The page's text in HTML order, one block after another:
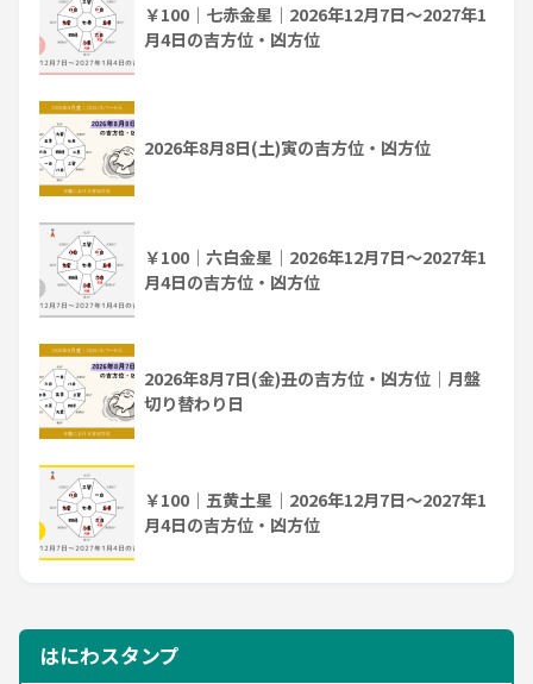
￥100｜七赤金星｜2026年12月7日～2027年1
月4日の吉方位・凶方位
2026年8月8日(土)寅の吉方位・凶方位
￥100｜六白金星｜2026年12月7日～2027年1
月4日の吉方位・凶方位
2026年8月7日(金)丑の吉方位・凶方位｜月盤
切り替わり日
￥100｜五黄土星｜2026年12月7日～2027年1
月4日の吉方位・凶方位
はにわスタンプ